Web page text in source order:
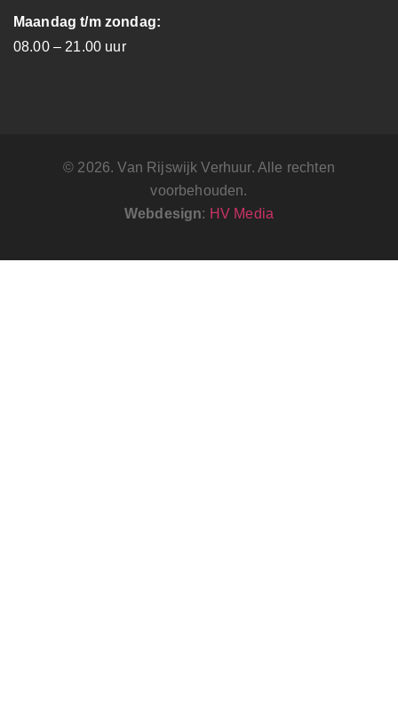
Maandag t/m zondag:
08.00 – 21.00 uur
© 2026. Van Rijswijk Verhuur. Alle rechten
voorbehouden.
Webdesign: HV Media